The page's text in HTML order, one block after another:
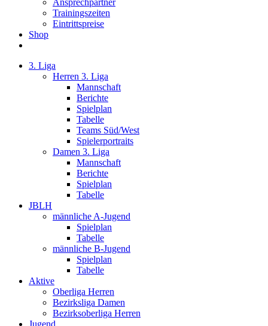
Ansprechpartner
Trainingszeiten
Eintrittspreise
Shop
3. Liga
Herren 3. Liga
Mannschaft
Berichte
Spielplan
Tabelle
Teams Süd/West
Spielerportraits
Damen 3. Liga
Mannschaft
Berichte
Spielplan
Tabelle
JBLH
männliche A-Jugend
Spielplan
Tabelle
männliche B-Jugend
Spielplan
Tabelle
Aktive
Oberliga Herren
Bezirksliga Damen
Bezirksoberliga Herren
Jugend